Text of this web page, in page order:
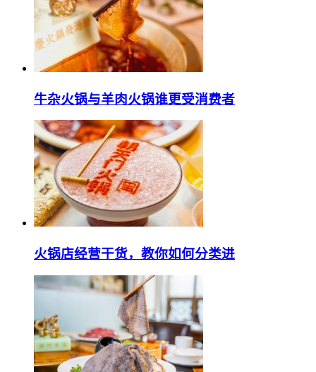
牛杂火锅与羊肉火锅谁更受消费者
火锅店经营干货，教你如何分类进